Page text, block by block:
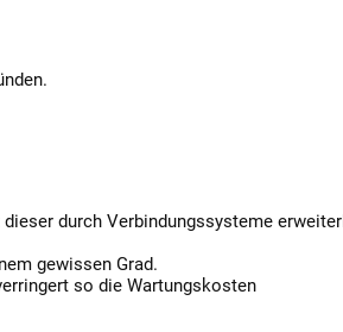
durch Verbindungssysteme
gewissen Grad.
so die Wartungskosten